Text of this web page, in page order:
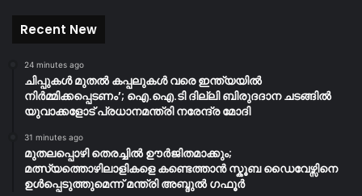
Recent New
24 minutes ago
ചിപ്പുകൾ മുതൽ കപ്പലുകൾ വരെ ഇന്ത്യയിൽ
നിർമ്മിക്കപ്പെടണം’; ഐ.ഐ.ടി ദില്ലി ബിരുദദാന ചടങ്ങിൽ
യുവാക്കളോട് പ്രധാനമന്ത്രി നരേന്ദ്ര മോദി
31 minutes ago
മുതലപ്പൊഴി തെരച്ചിൽ ഊർജിതമാക്കും;
മത്സ്യത്തൊഴിലാളികളെ കണ്ടെത്താൻ സ്കൂബ ഡൈവേഴ്സിനെ
ഉൾപ്പെടുത്തുമെന്ന് മന്ത്രി അബ്ദുൽ ഗഫൂർ